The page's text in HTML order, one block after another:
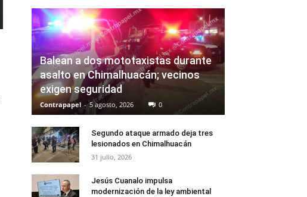
Balean a dos mototaxistas durante
asalto en Chimalhuacán; vecinos
exigen seguridad
Contrapapel - 5 agosto, 2026 0
Segundo ataque armado deja tres
lesionados en Chimalhuacán
31 julio, 2026
Jesús Cuanalo impulsa
modernización de la ley ambiental